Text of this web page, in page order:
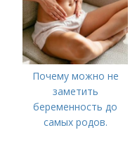
Почему можно не
заметить
беременность до
самых родов.